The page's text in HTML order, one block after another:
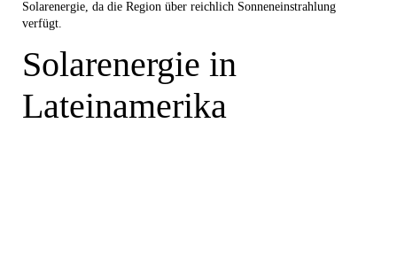
Solarenergie, da die Region über reichlich Sonneneinstrahlung
verfügt.
Solarenergie in
Lateinamerika